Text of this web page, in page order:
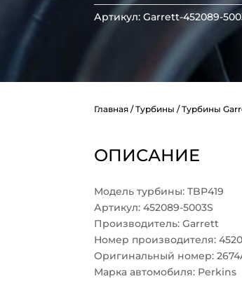
Артикул:Garrett-452089-
Главная /Турбины /Турбины
ОПИСАНИЕ
Модель турбины: TBP419
Артикул: 452089-5003S
Производитель: Garrett
Номер производителя:
Оригинальный номер:
Марка автомобиля: Perkins